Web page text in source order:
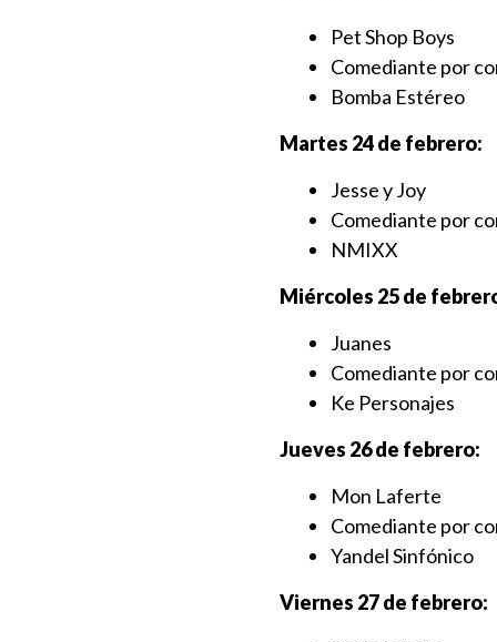
Pet Shop Boys
⁠Comediante por
⁠Bomba Estéreo
Martes 24 de febrero:
Jesse y Joy
⁠Comediante por
⁠NMIXX
Miércoles 25 de
Juanes
Comediante por
Ke Personajes
Jueves 26 de febrero:
Mon Laferte
Comediante por
Yandel Sinfónico
Viernes 27 de febrero: